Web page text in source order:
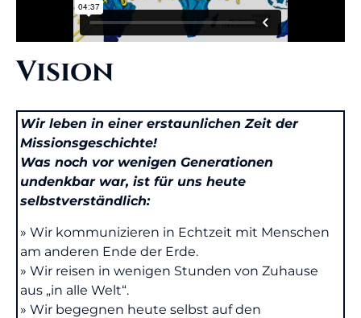
Vision
Wir leben in einer erstaunlichen Zeit der
Missionsgeschichte!
Was noch vor wenigen Generationen
undenkbar war, ist für uns heute
selbstverständlich:
» Wir kommunizieren in Echtzeit mit Menschen
am anderen Ende der Erde.
» Wir reisen in wenigen Stunden von Zuhause
aus „in alle Welt“.
» Wir begegnen heute selbst auf den